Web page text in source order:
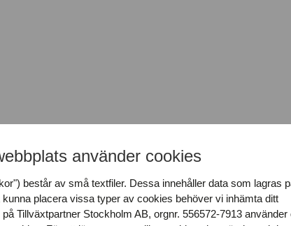
Att ha en dålig chef på sin arbetsplats kan göra vardagen så
kan leda till en rad negativa konsekvenser. Därför är det
använder cookies
består av små textfiler. Dessa innehåller data som lagras
kunna placera vissa typer av cookies behöver vi inhämta ditt
Tillväxtpartner Stockholm AB, orgnr. 556572-7913